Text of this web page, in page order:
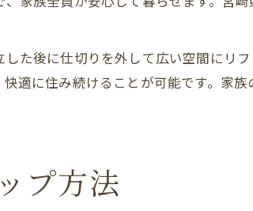
た後に仕切りを外して広い空間にリ
適に住み続けることが可能です。家
プ方法